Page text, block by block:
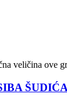
veličina ove